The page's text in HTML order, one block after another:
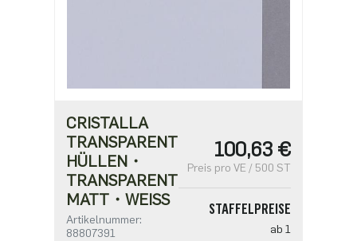
CRISTALLA
TRANSPARENT
HÜLLEN・
TRANSPARENT
MATT・WEISS
Artikelnummer:
88807391
100,63 €
Preis pro VE / 500 ST
STAFFELPREISE
ab 1